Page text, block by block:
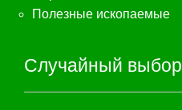
Полезные ископаемые
Случайный выбор